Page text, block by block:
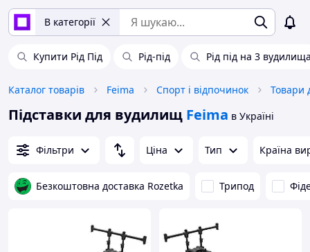
В категорії
Купити Рід Під Рід-під Рід під на 3
Каталог товарів Feima Спорт і відпочинок Товари
Підставки для вудилищ Feima в Україні
Фільтри Ціна Тип Країна
Безкоштовна доставка Rozetka Трипод